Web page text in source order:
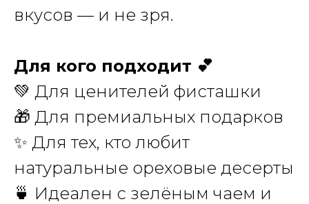
вкусов — и не зря.
Для кого подходит 💕
💚 Для ценителей фисташки
🎁 Для премиальных подарков
✨ Для тех, кто любит
натуральные ореховые десерты
🍵 Идеален с зелёным чаем и